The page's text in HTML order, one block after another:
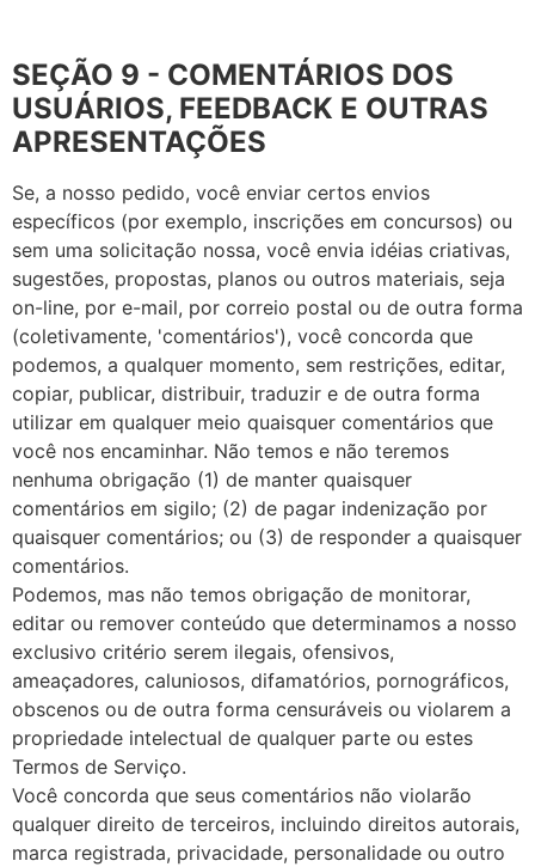
SEÇÃO 9 - COMENTÁRIOS DOS
USUÁRIOS, FEEDBACK E OUTRAS
APRESENTAÇÕES
Se, a nosso pedido, você enviar certos envios
específicos (por exemplo, inscrições em concursos) ou
sem uma solicitação nossa, você envia idéias criativas,
sugestões, propostas, planos ou outros materiais, seja
on-line, por e-mail, por correio postal ou de outra forma
(coletivamente, 'comentários'), você concorda que
podemos, a qualquer momento, sem restrições, editar,
copiar, publicar, distribuir, traduzir e de outra forma
utilizar em qualquer meio quaisquer comentários que
você nos encaminhar. Não temos e não teremos
nenhuma obrigação (1) de manter quaisquer
comentários em sigilo; (2) de pagar indenização por
quaisquer comentários; ou (3) de responder a quaisquer
comentários.
Podemos, mas não temos obrigação de monitorar,
editar ou remover conteúdo que determinamos a nosso
exclusivo critério serem ilegais, ofensivos,
ameaçadores, caluniosos, difamatórios, pornográficos,
obscenos ou de outra forma censuráveis ou violarem a
propriedade intelectual de qualquer parte ou estes
Termos de Serviço.
Você concorda que seus comentários não violarão
qualquer direito de terceiros, incluindo direitos autorais,
marca registrada, privacidade, personalidade ou outro